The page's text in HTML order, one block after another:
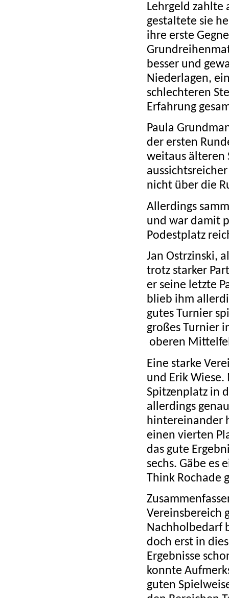
Lehrgeld zahlte
gestaltete sie
ihre erste
besser und
Niederlagen,
schlechteren
Erfahrung
Paula
der ersten
weitaus älteren
nicht über die
Allerdings
und war damit
Podestplatz
Jan Ostrzinski,
trotz starker
er seine letzte
blieb ihm
gutes Turnier
großes Turnier
oberen
Eine starke
und Erik Wiese.
Spitzenplatz in
allerdings
hintereinander
einen vierten
das gute
sechs. Gäbe es
Think Rochade
Vereinsbereich
Nachholbedarf
doch erst in
Ergebnisse
konnte
guten